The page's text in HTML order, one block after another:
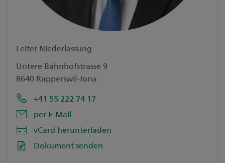
Leiter Niederlassung
Untere Bahnhofstrasse 9
8640 Rapperswil-Jona
+41 55 222 74 17
per E-Mail
vCard herunterladen
Dokument senden